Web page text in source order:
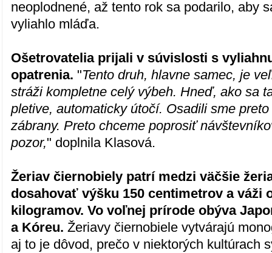
neoplodnené, až tento rok sa podarilo, aby
vyliahlo mláďa.
Ošetrovatelia prijali v súvislosti s
opatrenia. "Tento druh, hlavne samec, je
stráži kompletne celý výbeh. Hneď, ako sa
pletive, automaticky útočí. Osadili sme
zábrany. Preto chceme poprosiť
pozor," doplnila Klasová.
Žeriav čiernobiely patrí medzi väčšie
dosahovať výšku 150 centimetrov a váži
kilogramov. Vo voľnej prírode obýva
a Kóreu.Žeriavy čiernobiele vytvárajú
aj to je dôvod, prečo v niektorých kultúrach